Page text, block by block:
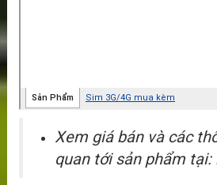
Xem giá bán và các
quan tới sản phẩm tại: